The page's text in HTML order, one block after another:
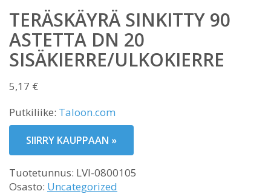
TERÄSKÄYRÄ SINKITTY 90
ASTETTA DN 20
SISÄKIERRE/ULKOKIERRE
5,17 €
Putkiliike: Taloon.com
SIIRRY KAUPPAAN »
Tuotetunnus: LVI-0800105
Osasto: Uncategorized